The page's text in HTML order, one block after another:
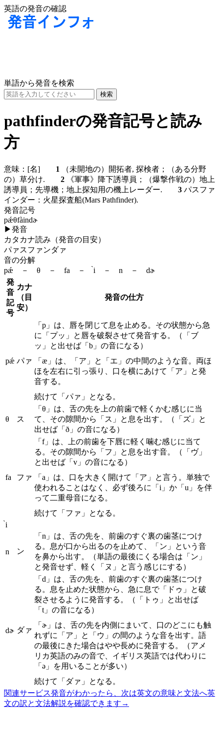
英語の発音の確認
単語から発音を検索
pathfinderの発音記号と読み
方
意味： [名] 1
（未開地の）開拓者, 探検者；（ある分野
の）草分け. 2 《軍事》降下誘導員；（爆撃作戦の）地上
誘導員；先導機；地上探知用の機上レーダー. 3 パスファ
インダー：火星探査船(Mars Pathfinder).
発音記号
pǽθfàindɚ
▶発音
カタカナ読み（発音の目安）
パァスファンダァ
音の分解
pǽ － θ － fa － ̀i － n － dɚ
発
音
記
号
カナ
（目
安）
発音の仕方
pǽ パァ
「p」は、唇を閉じて息を止める。その状態から急
に「プッ」と唇を破裂させて発音する。（「ブ
ッ」と出せば「b」の音になる）
「æ」は、「ア」と「エ」の中間のような音。両ほ
ほを左右に引っ張り、口を横にあけて「ア」と発
音する。
続けて「パァ」となる。
θ ス
「θ」は、舌の先を上の前歯で軽くかむ感じに当
て、その隙間から「ス」と息を出す。（「ズ」と
出せば「ð」の音になる）
fa ファ
「f」は、上の前歯を下唇に軽く噛む感じに当て
る。その隙間から「フ」と息を出す音。（「ヴ」
と出せば「v」の音になる）
「a」は、口を大きく開けて「ア」と言う。単独で
使われることはなく、必ず後ろに「i」か「u」を伴
って二重母音になる。
続けて「ファ」となる。
̀i
n ン
「n」は、舌の先を、前歯のすぐ裏の歯茎につけ
る。息が口から出るのを止めて、「ン」という音
を鼻から出す。（単語の最後にくる場合は「ン」
と発音せず、軽く「ヌ」と言う感じにする）
dɚ ダァ
「d」は、舌の先を、前歯のすぐ裏の歯茎につけ
る。息を止めた状態から、急に息で「ドゥ」と破
裂させるように発音する。（「トゥ」と出せば
「t」の音になる）
「ɚ」は、舌の先を内側にまいて、口のどこにも触
れずに「ア」と「ウ」の間のような音を出す。語
の最後にきた場合はやや長めに発音する。（アメ
リカ英語のみの音で、イギリス英語では代わりに
「ə」を用いることが多い）
続けて「ダァ」となる。
関連サービス発音がわかったら、次は英文の意味と文法へ英
文の訳と文法解説を確認できます →